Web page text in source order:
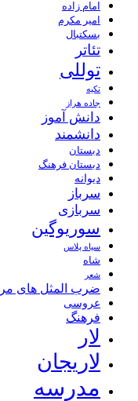
امام زاده
امیر مکرم
بسکتبال
تئاتر
توللی
تکیه
جاده هراز
دانش آموز
دانشمند
دبستان
دبستان فرهنگ
دیوانه
سرباز
سربازی
سوریوگین
سیاه پلاس
شاه
شعر
ضرب المثل های
عروسی
فرهنگ
لار
لاریجان
مدرسه